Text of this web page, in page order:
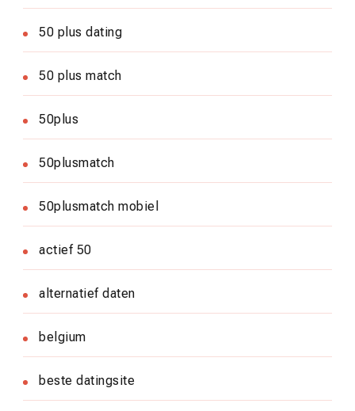
50 plus dating
50 plus match
50plus
50plusmatch
50plusmatch mobiel
actief 50
alternatief daten
belgium
beste datingsite